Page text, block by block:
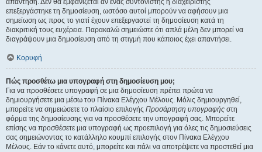
απάντηση. Δεν θα εμφανίζεται αν ένας συντονιστής ή διαχειριστής
επεξεργάστηκε τη δημοσίευση, ωστόσο αυτοί μπορούν να αφήσουν μια
σημείωση ως προς το γιατί έχουν επεξεργαστεί τη δημοσίευση κατά τη
διακριτική τους ευχέρεια. Παρακαλώ σημειώστε ότι απλά μέλη δεν μπορεί να
διαγράψουν μια δημοσίευση από τη στιγμή που κάποιος έχει απαντήσει.
Κορυφή
Πώς προσθέτω μια υπογραφή στη δημοσίευση μου;
Για να προσθέσετε υπογραφή σε μια δημοσίευση πρέπει πρώτα να
δημιουργήσετε μια μέσω του Πίνακα Ελέγχου Μέλους. Μόλις δημιουργηθεί,
μπορείτε να σημειώσετε το πλαίσιο επιλογής Προσάρτηση υπογραφής στη
φόρμα της δημοσίευσης για να προσθέσετε την υπογραφή σας. Μπορείτε
επίσης να προσθέσετε μια υπογραφή ως προεπιλογή για όλες τις δημοσιεύσεις
σας σημειώνοντας το κατάλληλο κουμπί επιλογής στον Πίνακα Ελέγχου
Μέλους. Εάν το κάνετε αυτό, μπορείτε και πάλι να αποτρέψετε να προστεθεί μια